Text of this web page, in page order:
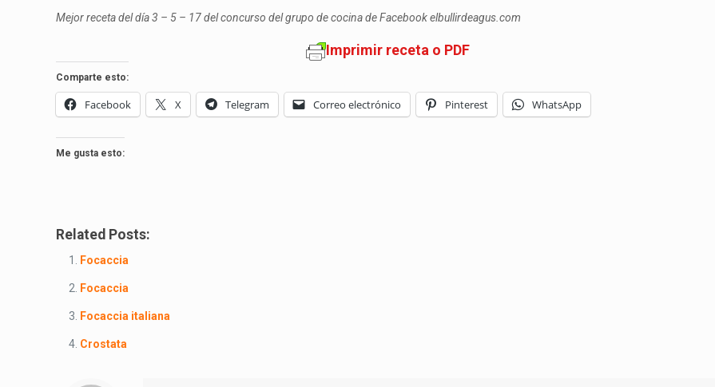
Mejor receta del día 3 – 5 – 17 del concurso del grupo de cocina de Facebook elbullirdeagus.com
Imprimir receta o PDF
Comparte esto:
Facebook X Telegram Correo electrónico Pinterest WhatsApp
Me gusta esto:
Related Posts:
Focaccia
Focaccia
Focaccia italiana
Crostata